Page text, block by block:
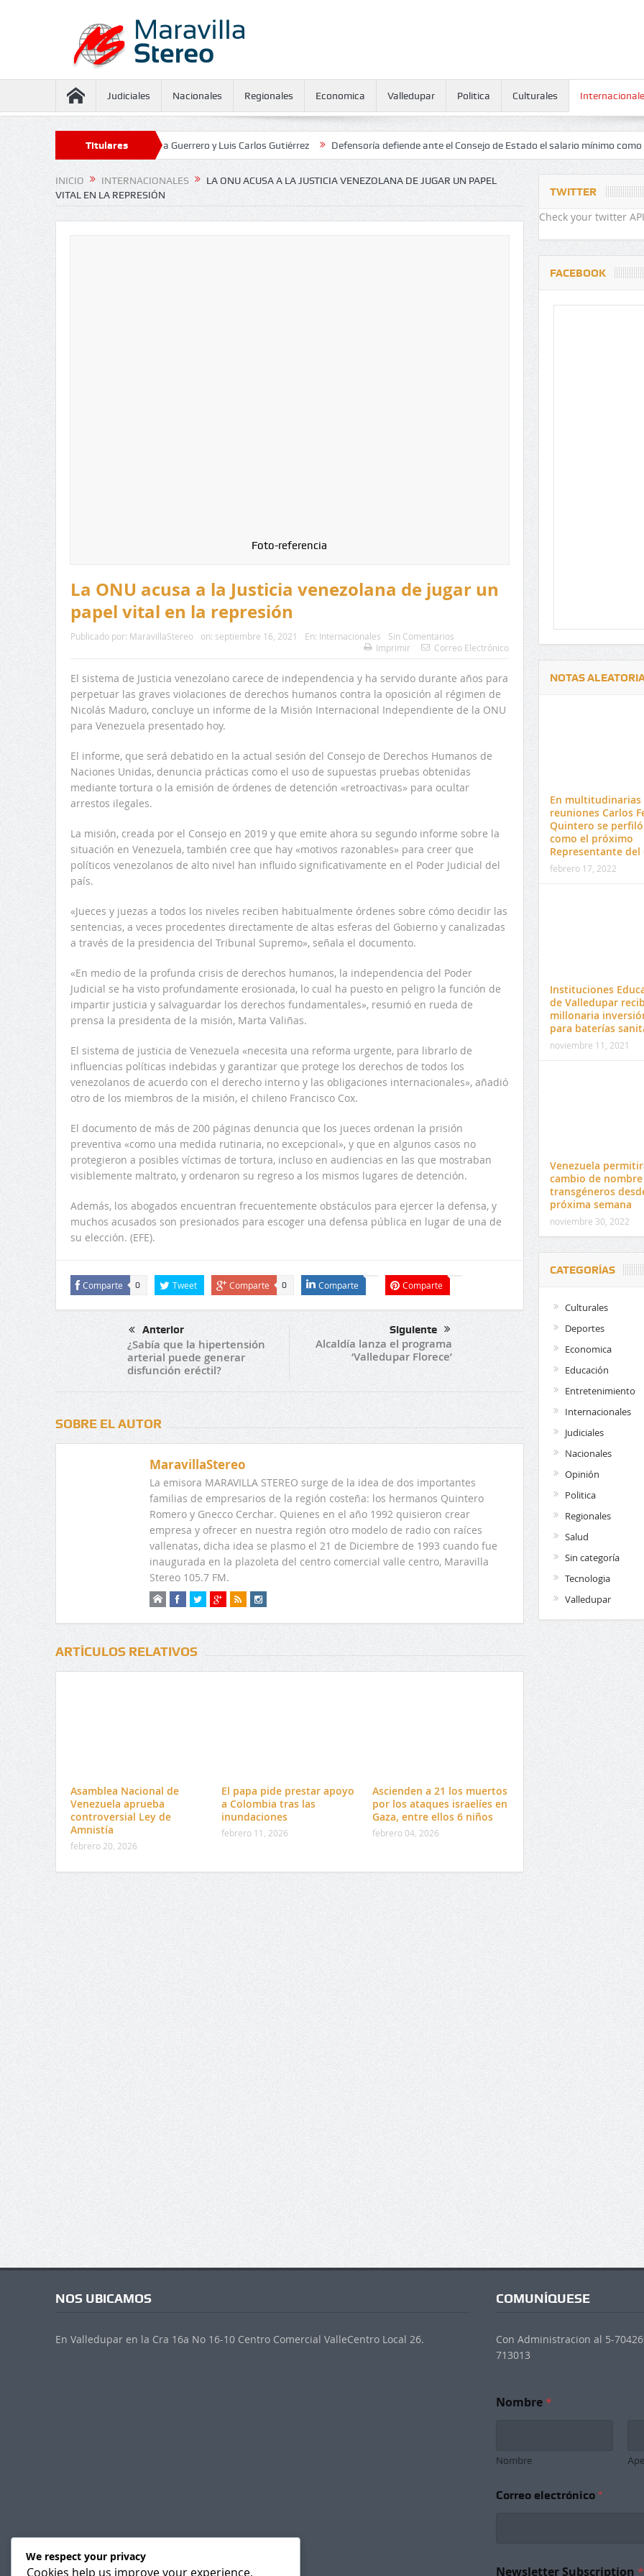
Judiciales Nacionales Regionales Economica Valledupar Politica Culturales
Titulares
contra Juliana Guerrero y Luis Carlos Gutiérrez Defensoría defiende ante el Consejo de Estado el salario mínimo como derecho
INICIO INTERNACIONALES
LA ONU ACUSA A LA JUSTICIA VENEZOLANA DE JUGAR UN PAPEL
VITAL EN LA REPRESIÓN
Foto-referencia
La ONU acusa a la Justicia venezolana de jugar un
papel vital en la represión
Publicado por: MaravillaStereo on: septiembre 16, 2021 En: Internacionales
Sin Comentarios
Imprimir
Correo Electrónico
El sistema de Justicia venezolano carece de independencia y ha servido durante años para
perpetuar las graves violaciones de derechos humanos contra la oposición al régimen de
Nicolás Maduro, concluye un informe de la Misión Internacional Independiente de la ONU
para Venezuela presentado hoy.
El informe, que será debatido en la actual sesión del Consejo de Derechos Humanos de
Naciones Unidas, denuncia prácticas como el uso de supuestas pruebas obtenidas
mediante tortura o la emisión de órdenes de detención «retroactivas» para ocultar
arrestos ilegales.
La misión, creada por el Consejo en 2019 y que emite ahora su segundo informe sobre la
situación en Venezuela, también cree que hay «motivos razonables» para creer que
políticos venezolanos de alto nivel han influido significativamente en el Poder Judicial del
país.
«Jueces y juezas a todos los niveles reciben habitualmente órdenes sobre cómo decidir las
sentencias, a veces procedentes directamente de altas esferas del Gobierno y canalizadas
a través de la presidencia del Tribunal Supremo», señala el documento.
«En medio de la profunda crisis de derechos humanos, la independencia del Poder
Judicial se ha visto profundamente erosionada, lo cual ha puesto en peligro la función de
impartir justicia y salvaguardar los derechos fundamentales», resumió en rueda de
prensa la presidenta de la misión, Marta Valiñas.
El sistema de justicia de Venezuela «necesita una reforma urgente, para librarlo de
influencias políticas indebidas y garantizar que protege los derechos de todos los
venezolanos de acuerdo con el derecho interno y las obligaciones internacionales», añadió
otro de los miembros de la misión, el chileno Francisco Cox.
El documento de más de 200 páginas denuncia que los jueces ordenan la prisión
preventiva «como una medida rutinaria, no excepcional», y que en algunos casos no
protegieron a posibles víctimas de tortura, incluso en audiencias en las que mostraban
visiblemente maltrato, y ordenaron su regreso a los mismos lugares de detención.
Además, los abogados encuentran frecuentemente obstáculos para ejercer la defensa, y
muchos acusados son presionados para escoger una defensa pública en lugar de una de
su elección. (EFE).
Comparte 0 Tweet Comparte 0 Comparte Comparte
Anterior
¿Sabía que la hipertensión
arterial puede generar
disfunción eréctil?
Siguiente
Alcaldía lanza el programa
‘Valledupar Florece’
SOBRE EL AUTOR
MaravillaStereo
La emisora MARAVILLA STEREO surge de la idea de dos importantes
familias de empresarios de la región costeña: los hermanos Quintero
Romero y Gnecco Cerchar. Quienes en el año 1992 quisieron crear
empresa y ofrecer en nuestra región otro modelo de radio con raíces
vallenatas, dicha idea se plasmo el 21 de Diciembre de 1993 cuando fue
inaugurada en la plazoleta del centro comercial valle centro, Maravilla
Stereo 105.7 FM.
ARTÍCULOS RELATIVOS
Asamblea Nacional de
Venezuela aprueba
controversial Ley de
Amnistía
febrero 20, 2026
El papa pide prestar apoyo
a Colombia tras las
inundaciones
febrero 11, 2026
Ascienden a 21 los muertos
por los ataques israelíes en
Gaza, entre ellos 6 niños
febrero 04, 2026
TWITTER
Check your twitter
FACEBOOK
NOTAS
En multitudinarias
reuniones Carlos
Quintero se perfiló
como el próximo
Representante del
febrero 17, 2022
Instituciones
de Valledupar
millonaria
para baterías
noviembre 11, 2021
Venezuela
cambio de nombre
transgéneros
próxima semana
noviembre 30, 2022
CATEGORÍAS
Culturales
Deportes
Economica
Educación
Entretenimiento
Internacionales
Judiciales
Nacionales
Opinión
Politica
Regionales
Salud
Sin categoría
Tecnologia
Valledupar
Delwin Jiménez, nuevo Contralor
Departamental del Cesar
El 17 de enero vence
venta de pines para
preuniversitario de la
NOS UBICAMOS
En Valledupar en la Cra 16a No 16-10 Centro Comercial ValleCentro Local 26.
COMUNÍQUESE
Con Administracion al 5-
713013
Nombre*
Nombre
Correo electrónico *
Newsletter Subscription *
We respect your privacy
Cookies help us improve your experience,